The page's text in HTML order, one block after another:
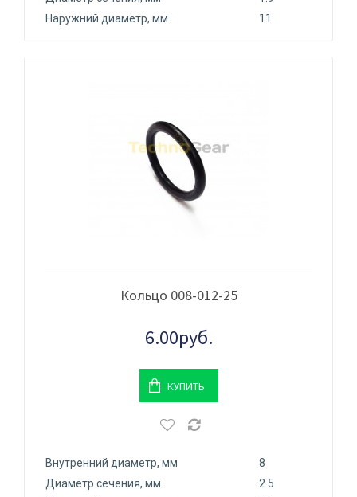
Наружний диаметр, мм
11
Кольцо 008-012-25
6.00руб.
КУПИТЬ
Внутренний диаметр, мм
8
Диаметр сечения, мм
2.5